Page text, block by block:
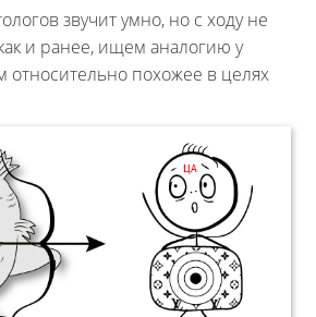
звучит умно, но с ходу не
и ранее, ищем аналогию у
относительно похожее в целях